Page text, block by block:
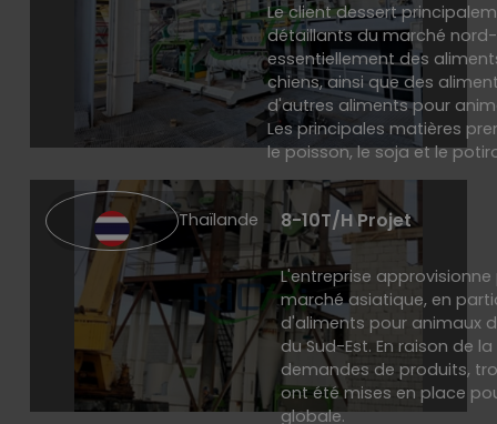
Le client dessert
détaillants du marché
essentiellement des
chiens, ainsi que des
d'autres aliments pour
Les principales matières
le poisson, le soja et le
Thaïlande 8-10T/H Projet
L'entreprise
marché asiatique, en
d'aliments pour animaux
du Sud-Est. En raison de
demandes de produits,
ont été mises en place
globale.